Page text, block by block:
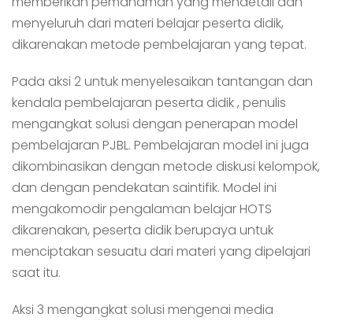
menyeluruh dari materi belajar peserta didik,
dikarenakan metode pembelajaran yang tepat.
Pada aksi 2 untuk menyelesaikan tantangan dan
kendala pembelajaran peserta didik , penulis
mengangkat solusi dengan penerapan model
pembelajaran PJBL. Pembelajaran model ini juga
dikombinasikan dengan metode diskusi kelompok,
dan dengan pendekatan saintifik. Model ini
mengakomodir pengalaman belajar HOTS
dikarenakan, peserta didik berupaya untuk
menciptakan sesuatu dari materi yang dipelajari
saat itu.
Aksi 3 mengangkat solusi mengenai media